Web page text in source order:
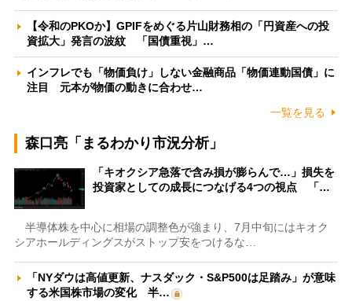
【令和のPKOか】GPIFをめぐる片山財務相の「円資産への投
資拡大」発言の波紋 「国債重視」…
インフレでも「物価負け」しない金融商品「物価連動国債」に
注目 元本が物価の動きに合わせ…
一覧を見る
森口亮「まるわかり市況分析」
「キオクシア急落で含み損が膨らんで…」損失を
投資家としての成長につなげる4つの視点 「…
半導体株を中心に相場の調整色が強まり、7月中旬にはキオク
シアホールディングスがストップ安をつけるな…
「NYダウは高値更新、ナスダック・S&P500は足踏み」が意味
する米国株市場の変化 半…